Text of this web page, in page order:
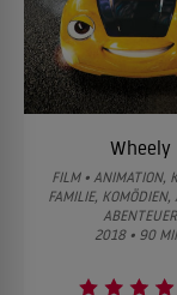
Wheely
FILM • ANIMATION,
FAMILIE, KOMÖDIEN,
ABENTEUER
2018 • 90